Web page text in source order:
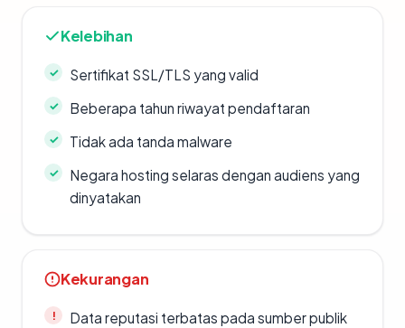
Kelebihan
Sertifikat SSL/TLS yang valid
Beberapa tahun riwayat pendaftaran
Tidak ada tanda malware
Negara hosting selaras dengan audiens yang
dinyatakan
Kekurangan
Data reputasi terbatas pada sumber publik